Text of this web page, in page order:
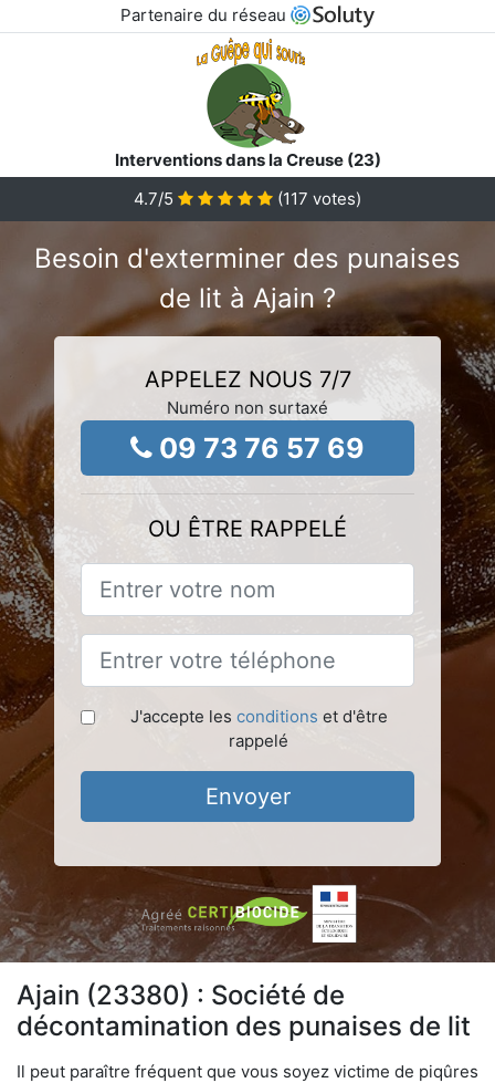
Partenaire du réseau
Interventions dans la Creuse (23)
4.7/5 (117 votes)
Besoin d'exterminer des punaises
de lit à Ajain ?
APPELEZ NOUS 7/7
Numéro non surtaxé
09 73 76 57 69
OU ÊTRE RAPPELÉ
J'accepte les conditions et d'être
rappelé
Envoyer
Ajain (23380) : Société de
décontamination des punaises de lit
Il peut paraître fréquent que vous soyez victime de piqûres